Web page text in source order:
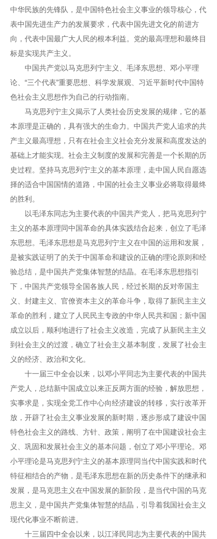
中华民族的先锋队，是中国特色社会主义事业的领导核心，代
表中国先进生产力的发展要求，代表中国先进文化的前进方
向，代表中国最广大人民的根本利益。党的最高理想和最终目
标是实现共产主义。
中国共产党以马克思列宁主义、毛泽东思想、邓小平理
论、“三个代表”重要思想、科学发展观、习近平新时代中国特
色社会主义思想作为自己的行动指南。
马克思列宁主义揭示了人类社会历史发展的规律，它的基
本原理是正确的，具有强大的生命力。中国共产党人追求的共
产主义最高理想，只有在社会主义社会充分发展和高度发达的
基础上才能实现。社会主义制度的发展和完善是一个长期的历
史过程。坚持马克思列宁主义的基本原理，走中国人民自愿选
择的适合中国国情的道路，中国的社会主义事业必将取得最终
的胜利。
以毛泽东同志为主要代表的中国共产党人，把马克思列宁
主义的基本原理同中国革命的具体实践结合起来，创立了毛泽
东思想。毛泽东思想是马克思列宁主义在中国的运用和发展，
是被实践证明了的关于中国革命和建设的正确的理论原则和经
验总结，是中国共产党集体智慧的结晶。在毛泽东思想指引
下，中国共产党领导全国各族人民，经过长期的反对帝国主
义、封建主义、官僚资本主义的革命斗争，取得了新民主主义
革命的胜利，建立了人民民主专政的中华人民共和国；新中国
成立以后，顺利地进行了社会主义改造，完成了从新民主主义
到社会主义的过渡，确立了社会主义基本制度，发展了社会主
义的经济、政治和文化。
十一届三中全会以来，以邓小平同志为主要代表的中国共
产党人，总结新中国成立以来正反两方面的经验，解放思想，
实事求是，实现全党工作中心向经济建设的转移，实行改革开
放，开辟了社会主义事业发展的新时期，逐步形成了建设中国
特色社会主义的路线、方针、政策，阐明了在中国建设社会主
义、巩固和发展社会主义的基本问题，创立了邓小平理论。邓
小平理论是马克思列宁主义的基本原理同当代中国实践和时代
特征相结合的产物，是毛泽东思想在新的历史条件下的继承和
发展，是马克思主义在中国发展的新阶段，是当代中国的马克
思主义，是中国共产党集体智慧的结晶，引导着我国社会主义
现代化事业不断前进。
十三届四中全会以来，以江泽民同志为主要代表的中国共